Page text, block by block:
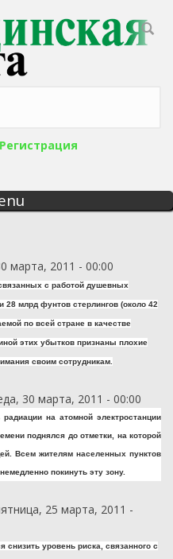
марта, 2011 - 00:00
с работой душевных
28 млрд фунтов стерлингов (около 42
по всей стране в качестве
этих убытков признаны плохие
своим сотрудникам.
30 марта, 2011 - 00:00
на атомной электростанции
поднялся до отметки, на которой
Всем жителям населенных пунктов
покинуть эту зону.
25 марта, 2011 -
снизить уровень риска, связанного с